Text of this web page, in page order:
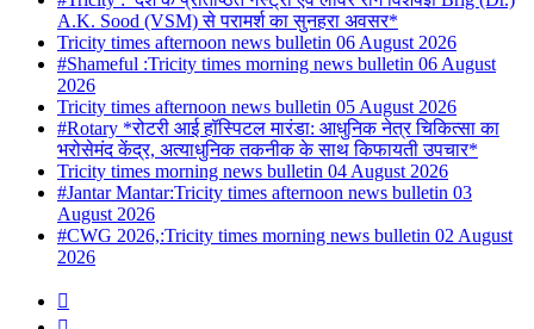
A.K. Sood (VSM) से परामर्श का सुनहरा अवसर*
Tricity times afternoon news bulletin 06 August 2026
#Shameful :Tricity times morning news bulletin 06 August
2026
Tricity times afternoon news bulletin 05 August 2026
#Rotary *रोटरी आई हॉस्पिटल मारंडा: आधुनिक नेत्र चिकित्सा का
भरोसेमंद केंद्र, अत्याधुनिक तकनीक के साथ किफायती उपचार*
Tricity times morning news bulletin 04 August 2026
#Jantar Mantar:Tricity times afternoon news bulletin 03
August 2026
#CWG 2026,:Tricity times morning news bulletin 02 August
2026